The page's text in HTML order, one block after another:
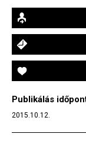
Publikálás
2015.10.12.